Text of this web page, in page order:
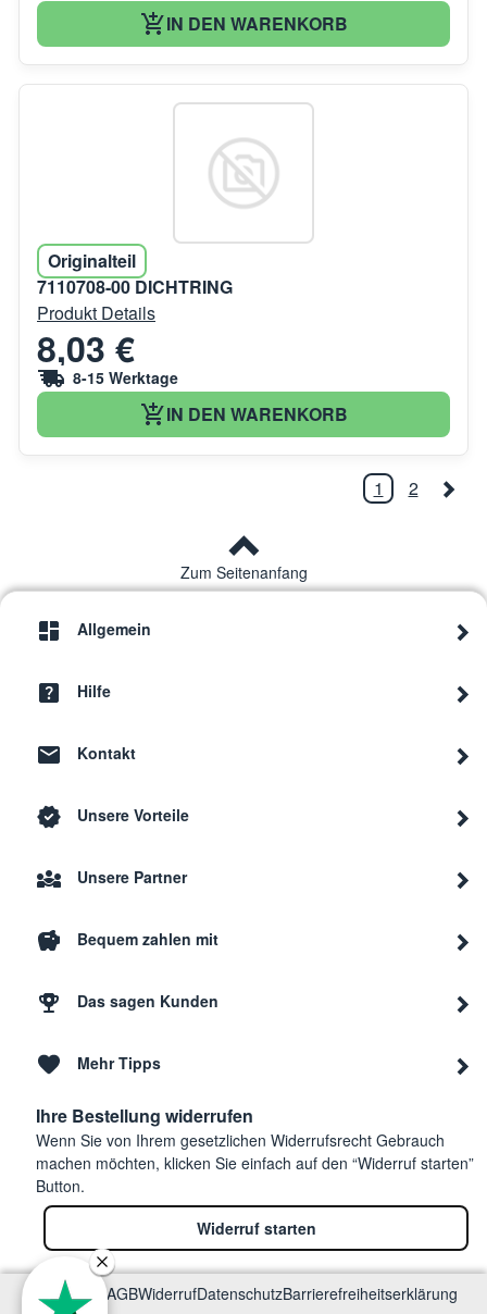
IN DEN WARENKORB
Originalteil
7110708-00 DICHTRING
Produkt Details
8,03 €
8-15 Werktage
IN DEN WARENKORB
1 2
Zum Seitenanfang
Allgemein
Hilfe
Kontakt
Unsere Vorteile
Unsere Partner
Bequem zahlen mit
Das sagen Kunden
Mehr Tipps
Ihre Bestellung widerrufen
Wenn Sie von Ihrem gesetzlichen Widerrufsrecht Gebrauch
machen möchten, klicken Sie einfach auf den “Widerruf starten”
Button.
Widerruf starten
ImpressumAGBWiderrufDatenschutzBarrierefreiheitserklärung